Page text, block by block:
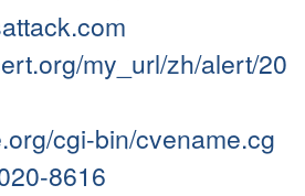
my_url/zh/alert/20
cgi-bin/cvename.cg
8616